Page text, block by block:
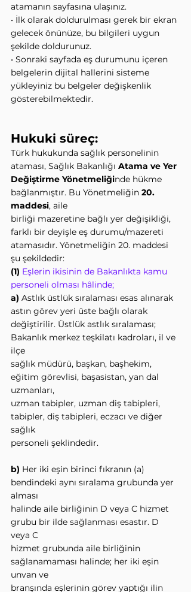
atamanın sayfasına ulaşınız.
• İlk olarak doldurulması gerek bir ekran
gelecek önünüze, bu bilgileri uygun
şekilde doldurunuz.
• Sonraki sayfada eş durumunu içeren
belgelerin dijital hallerini sisteme
yükleyiniz bu belgeler değişkenlik
gösterebilmektedir.
Hukuki süreç:
Türk hukukunda sağlık personelinin
ataması, Sağlık Bakanlığı Atama ve Yer
Değiştirme Yönetmeliğinde hükme
bağlanmıştır. Bu Yönetmeliğin 20.
maddesi, aile
birliği mazeretine bağlı yer değişikliği,
farklı bir deyişle eş durumu/mazereti
atamasıdır. Yönetmeliğin 20. maddesi
şu şekildedir:
(1) Eşlerin ikisinin de Bakanlıkta kamu
personeli olması hâlinde;
a) Astlık üstlük sıralaması esas alınarak
astın görev yeri üste bağlı olarak
değiştirilir. Üstlük astlık sıralaması;
Bakanlık merkez teşkilatı kadroları, il ve
ilçe
sağlık müdürü, başkan, başhekim,
eğitim görevlisi, başasistan, yan dal
uzmanları,
uzman tabipler, uzman diş tabipleri,
tabipler, diş tabipleri, eczacı ve diğer
sağlık
personeli şeklindedir.
b) Her iki eşin birinci fıkranın (a)
bendindeki aynı sıralama grubunda yer
alması
halinde aile birliğinin D veya C hizmet
grubu bir ilde sağlanması esastır. D
veya C
hizmet grubunda aile birliğinin
sağlanamaması halinde; her iki eşin
unvan ve
branşında eşlerinin görev yaptığı ilin